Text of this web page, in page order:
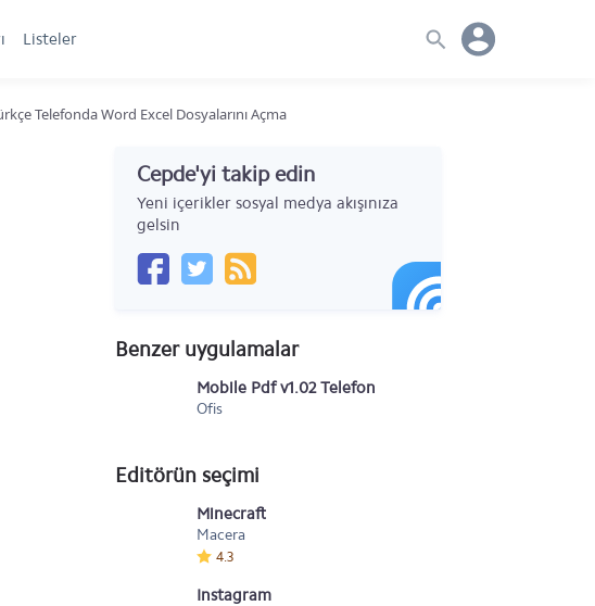
Listeler
Telefonda Word Excel Dosyalarını Açma
Cepde'yi takip edin
Yeni içerikler sosyal medya akışınıza
gelsin
Benzer uygulamalar
Mobile Pdf v1.02 Telefonda pdf Dosyalarını Açma
Ofis
Editörün seçimi
Minecraft
Macera
4.3
Instagram